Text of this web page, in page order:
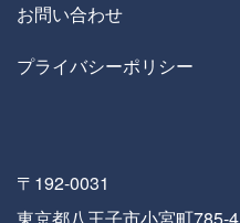
お問い合わせ
プライバシーポリシー
〒192-0031